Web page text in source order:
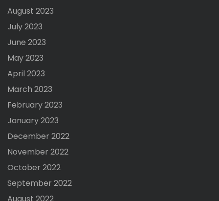
August 2023
July 2023
June 2023
May 2023
April 2023
March 2023
February 2023
January 2023
December 2022
November 2022
October 2022
September 2022